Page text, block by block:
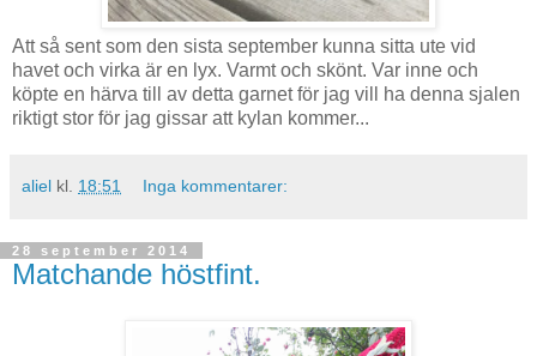
Att så sent som den sista september kunna sitta ute vid
havet och virka är en lyx. Varmt och skönt. Var inne och
köpte en härva till av detta garnet för jag vill ha denna sjalen
riktigt stor för jag gissar att kylan kommer...
aliel kl. 18:51 Inga kommentarer:
28 september 2014
Matchande höstfint.